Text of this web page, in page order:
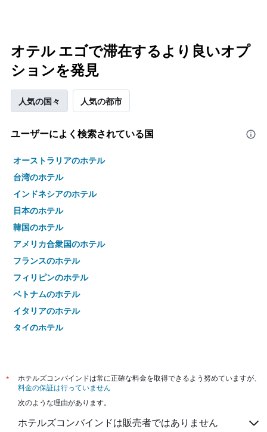
オテル エゴで滞在するより良いオプ
ションを発見
人気の国々 人気の都市
ユーザーによく検索されている国
オーストラリアのホテル
台湾のホテル
インドネシアのホテル
日本のホテル
韓国のホテル
アメリカ合衆国のホテル
フランスのホテル
フィリピンのホテル
ベトナムのホテル
イタリアのホテル
タイのホテル
*
ホテルズコンバインドは常に正確な料金を取得できるよう努めていますが、
料金の保証は行っていません
次のような理由があります。
ホテルズコンバインドは販売者ではありません